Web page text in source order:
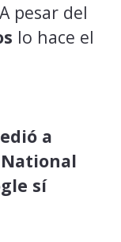
pesar del
lo hace el
a
sí